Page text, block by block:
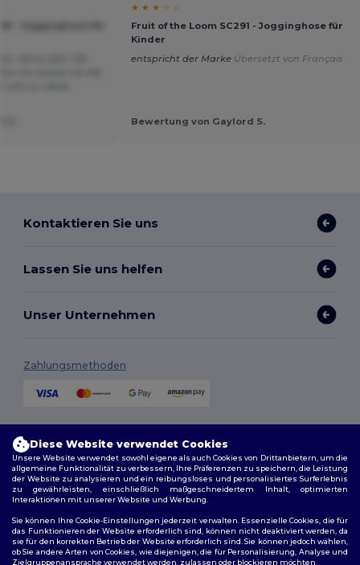
★ ★ ★ ☆ ☆
Fruit of the Loom SC291 - Jogginghose für
Kinder
entspricht der Marke Übersetzt von Français
Bewertung von Gaylord S.
Kontaktieren Sie uns
Lassen Sie uns helfen
Unser Unternehmen
Zahlungsmethoden
Folge uns
Diese Website verwendet Cookies
Unsere Website verwendet sowohl eigene als auch Cookies von Drittanbietern, um die
allgemeine Funktionalität zu verbessern, Ihre Präferenzen zu speichern, die Leistung
der Website zu analysieren und ein reibungsloses und personalisiertes Surferlebnis
zu gewährleisten, einschließlich maßgeschneidertem Inhalt, optimierten
Interaktionen mit unserer Website und Werbung.
Sie können Ihre Cookie-Einstellungen jederzeit verwalten. Essenzielle Cookies, die für
das Funktionieren der Website erforderlich sind, können nicht deaktiviert werden, da
sie für den korrekten Betrieb der Website erforderlich sind. Sie können jedoch wählen,
ob Sie andere Arten von Cookies, wie diejenigen, die für Personalisierung, Analyse und
Zielgruppenansprache verwendet werden, zulassen oder blockieren möchten.